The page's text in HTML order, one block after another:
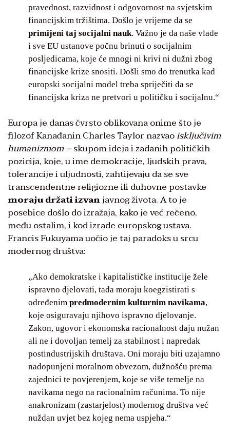
pravednost, razvidnost i odgovornost na svjetskim
financijskim tržištima. Došlo je vrijeme da se
primijeni taj socijalni nauk. Važno je da naše vlade
i sve EU ustanove počnu brinuti o socijalnim
posljedicama, koje će mnogi ni krivi ni dužni zbog
financijske krize snositi. Došli smo do trenutka kad
europski socijalni model treba spriječiti da se
financijska kriza ne pretvori u političku i socijalnu.“
Europa je danas čvrsto oblikovana onime što je
filozof Kanađanin Charles Taylor nazvaoisključivim
humanizmom –skupom ideja i zadanih političkih
pozicija, koje, u ime demokracije, ljudskih prava,
tolerancije i uljudnosti, zahtijevaju da se sve
transcendentne religiozne ili duhovne postavke
moraju držati izvanjavnog života. A to je
posebice došlo do izražaja, kako je već rečeno,
među ostalim, i kod izrade europskog ustava.
Francis Fukuyama uočio je taj paradoks u srcu
modernog društva:
„Ako demokratske i kapitalističke institucije žele
ispravno djelovati, tada moraju koegzistirati s
određenim predmodernim kulturnim navikama,
koje osiguravaju njihovo ispravno djelovanje.
Zakon, ugovor i ekonomska racionalnost daju nužan
ali ne i dovoljan temelj za stabilnost i napredak
postindustrijskih društava. Oni moraju biti uzajamno
nadopunjeni moralnom obvezom, dužnošću prema
zajednici te povjerenjem, koje se više temelje na
navikama nego na racionalnim računima. To nije
anakronizam (zastarjelost) modernog društva već
nuždan uvjet bez kojeg nema uspjeha.“